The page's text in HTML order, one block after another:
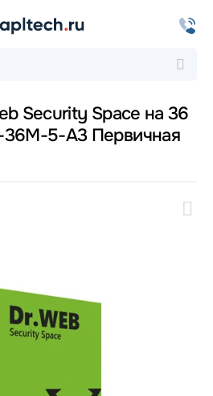
Security Space на 36
5-A3 Первичная